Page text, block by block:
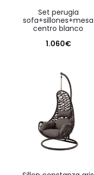
set perugia
sofa+sillones+mesa
centro blanco
1.060€